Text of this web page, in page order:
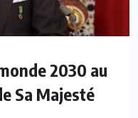
2030 au
Sa Majesté